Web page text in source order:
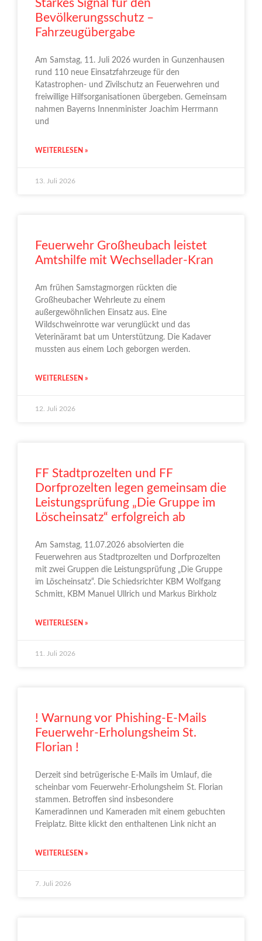
Starkes Signal für den
Bevölkerungsschutz –
Fahrzeugübergabe
Am Samstag, 11. Juli 2026 wurden in Gunzenhausen
rund 110 neue Einsatzfahrzeuge für den
Katastrophen- und Zivilschutz an Feuerwehren und
freiwillige Hilfsorganisationen übergeben. Gemeinsam
nahmen Bayerns Innenminister Joachim Herrmann
und
WEITERLESEN »
13. Juli 2026
Feuerwehr Großheubach leistet
Amtshilfe mit Wechsellader-Kran
Am frühen Samstagmorgen rückten die
Großheubacher Wehrleute zu einem
außergewöhnlichen Einsatz aus. Eine
Wildschweinrotte war verunglückt und das
Veterinäramt bat um Unterstützung. Die Kadaver
mussten aus einem Loch geborgen werden.
WEITERLESEN »
12. Juli 2026
FF Stadtprozelten und FF
Dorfprozelten legen gemeinsam die
Leistungsprüfung „Die Gruppe im
Löscheinsatz“ erfolgreich ab
Am Samstag, 11.07.2026 absolvierten die
Feuerwehren aus Stadtprozelten und Dorfprozelten
mit zwei Gruppen die Leistungsprüfung „Die Gruppe
im Löscheinsatz“. Die Schiedsrichter KBM Wolfgang
Schmitt, KBM Manuel Ullrich und Markus Birkholz
WEITERLESEN »
11. Juli 2026
! Warnung vor Phishing-E-Mails
Feuerwehr-Erholungsheim St.
Florian !
Derzeit sind betrügerische E-Mails im Umlauf, die
scheinbar vom Feuerwehr-Erholungsheim St. Florian
stammen. Betroffen sind insbesondere
Kameradinnen und Kameraden mit einem gebuchten
Freiplatz. Bitte klickt den enthaltenen Link nicht an
WEITERLESEN »
7. Juli 2026